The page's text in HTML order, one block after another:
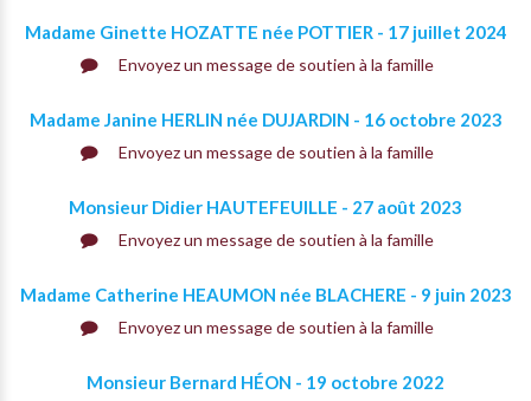
Madame Ginette HOZATTE née POTTIER - 17 juillet 2024
Envoyez un message de soutien à la famille
Madame Janine HERLIN née DUJARDIN - 16 octobre 2023
Envoyez un message de soutien à la famille
Monsieur Didier HAUTEFEUILLE - 27 août 2023
Envoyez un message de soutien à la famille
Madame Catherine HEAUMON née BLACHERE - 9 juin 2023
Envoyez un message de soutien à la famille
Monsieur Bernard HÉON - 19 octobre 2022